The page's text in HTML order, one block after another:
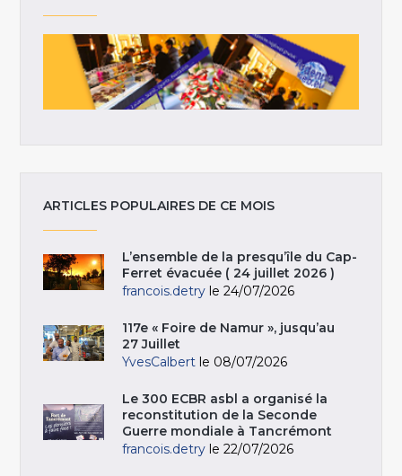
ARTICLES POPULAIRES DE CE MOIS
L’ensemble de la presqu’île du Cap-
Ferret évacuée ( 24 juillet 2026 )
francois.detry le 24/07/2026
117e « Foire de Namur », jusqu’au
27 Juillet
YvesCalbert le 08/07/2026
Le 300 ECBR asbl a organisé la
reconstitution de la Seconde
Guerre mondiale à Tancrémont
francois.detry le 22/07/2026